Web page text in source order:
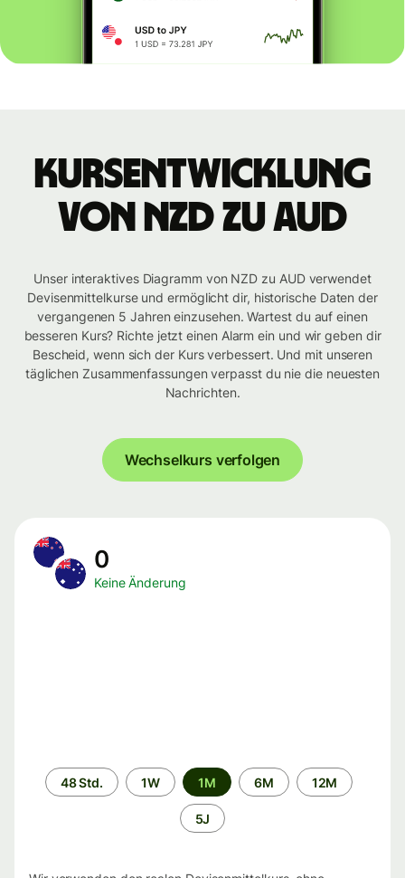
Kursentwicklung
von NZD zu AUD
Unser interaktives Diagramm von NZD zu AUD verwendet
Devisenmittelkurse und ermöglicht dir, historische Daten der
vergangenen 5 Jahren einzusehen. Wartest du auf einen
besseren Kurs? Richte jetzt einen Alarm ein und wir geben dir
Bescheid, wenn sich der Kurs verbessert. Und mit unseren
täglichen Zusammenfassungen verpasst du nie die neuesten
Nachrichten.
Wechselkurs verfolgen
0
Keine Änderung
Zeitraum
48 Std. 1W 1M 6M 12M
5J